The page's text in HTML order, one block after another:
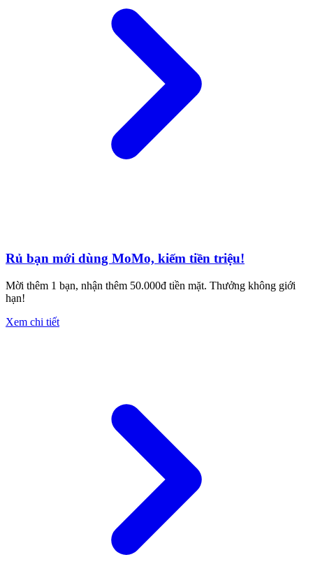
Rủ bạn mới dùng MoMo, kiếm tiền triệu!
Mời thêm 1 bạn, nhận thêm 50.000đ tiền mặt. Thưởng không giới
hạn!
Xem chi tiết